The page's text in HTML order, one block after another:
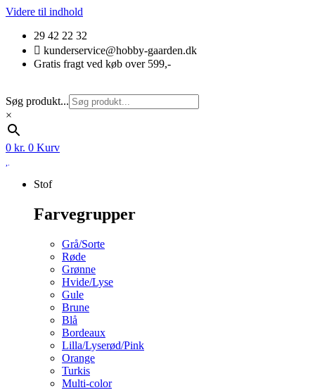
Videre til indhold
29 42 22 32
kunderservice@hobby-gaarden.dk
Gratis fragt ved køb over 599,-
Søg produkt...
×
0 kr. 0 Kurv
Stof
Farvegrupper
Grå/Sorte
Røde
Grønne
Hvide/Lyse
Gule
Brune
Blå
Bordeaux
Lilla/Lyserød/Pink
Orange
Turkis
Multi-color